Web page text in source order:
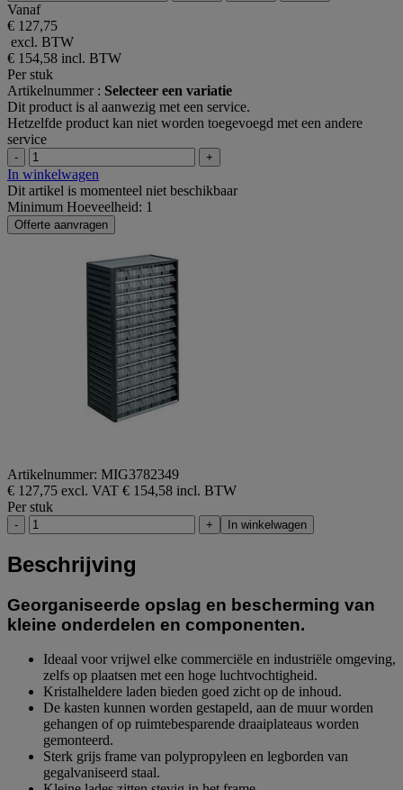
Vanaf
€ 127,75
excl. BTW
€ 154,58 incl. BTW
Per stuk
Artikelnummer : Selecteer een variatie
Dit product is al aanwezig met een service.
Hetzelfde product kan niet worden toegevoegd met een andere
service
- +
In winkelwagen
Dit artikel is momenteel niet beschikbaar
Minimum Hoeveelheid: 1
Offerte aanvragen
Artikelnummer: MIG3782349
€ 127,75 excl. VAT € 154,58 incl. BTW
Per stuk
- + In winkelwagen
Beschrijving
Georganiseerde opslag en bescherming van
kleine onderdelen en componenten.
Ideaal voor vrijwel elke commerciële en industriële omgeving,
zelfs op plaatsen met een hoge luchtvochtigheid.
Kristalheldere laden bieden goed zicht op de inhoud.
De kasten kunnen worden gestapeld, aan de muur worden
gehangen of op ruimtebesparende draaiplateaus worden
gemonteerd.
Sterk grijs frame van polypropyleen en legborden van
gegalvaniseerd staal.